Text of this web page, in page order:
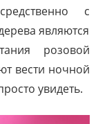
с
являются
розовой
вести ночной
увидеть.